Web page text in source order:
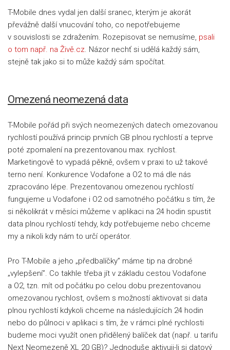
T-Mobile dnes vydal jen další sranec, kterým je akorát
převážně další vnucování toho, co nepotřebujeme
v souvislosti se zdražením. Rozepisovat se nemusíme, psali
o tom např. na Živě.cz. Názor nechť si udělá každý sám,
stejně tak jako si to může každý sám spočítat.
Omezená neomezená data
T-Mobile pořád při svých neomezených datech omezovanou
rychlostí používá princip prvních GB plnou rychlostí a teprve
poté zpomalení na prezentovanou max. rychlost.
Marketingově to vypadá pěkně, ovšem v praxi to už takové
terno není. Konkurence Vodafone a O2 to má dle nás
zpracováno lépe. Prezentovanou omezenou rychlostí
fungujeme u Vodafone i O2 od samotného počátku s tím, že
si několikrát v měsíci můžeme v aplikaci na 24 hodin spustit
data plnou rychlostí tehdy, kdy potřebujeme nebo chceme
my a nikoli kdy nám to určí operátor.
Pro T-Mobile a jeho „předbalíčky” máme tip na drobné
„vylepšení”. Co takhle třeba jít v základu cestou Vodafone
a O2, tzn. mít od počátku po celou dobu prezentovanou
omezovanou rychlost, ovšem s možností aktivovat si data
plnou rychlostí kdykoli chceme na následujících 24 hodin
nebo do půlnoci v aplikaci s tím, že v rámci plné rychlosti
budeme moci využít onen přidělený balíček dat (např. u tarifu
Next Neomezeně XL 20 GB)? Jednoduše aktivuji-li si datový